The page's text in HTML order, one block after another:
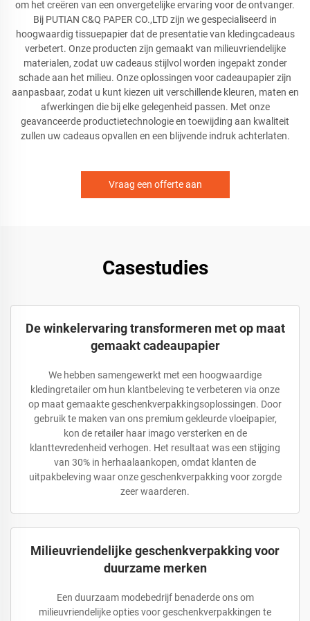
om het creëren van een onvergetelijke ervaring voor de ontvanger.
Bij PUTIAN C&Q PAPER CO.,LTD zijn we gespecialiseerd in
hoogwaardig tissuepapier dat de presentatie van kledingcadeaus
verbetert. Onze producten zijn gemaakt van milieuvriendelijke
materialen, zodat uw cadeaus stijlvol worden ingepakt zonder
schade aan het milieu. Onze oplossingen voor cadeaupapier zijn
aanpasbaar, zodat u kunt kiezen uit verschillende kleuren, maten en
afwerkingen die bij elke gelegenheid passen. Met onze
geavanceerde productietechnologie en toewijding aan kwaliteit
zullen uw cadeaus opvallen en een blijvende indruk achterlaten.
Vraag een offerte aan
Casestudies
De winkelervaring transformeren met op maat
gemaakt cadeaupapier
We hebben samengewerkt met een hoogwaardige
kledingretailer om hun klantbeleving te verbeteren via onze
op maat gemaakte geschenkverpakkingsoplossingen. Door
gebruik te maken van ons premium gekleurde vloeipapier,
kon de retailer haar imago versterken en de
klanttevredenheid verhogen. Het resultaat was een stijging
van 30% in herhaalaankopen, omdat klanten de
uitpakbeleving waar onze geschenkverpakking voor zorgde
zeer waarderen.
Milieuvriendelijke geschenkverpakking voor
duurzame merken
Een duurzaam modebedrijf benaderde ons om
milieuvriendelijke opties voor geschenkverpakkingen te